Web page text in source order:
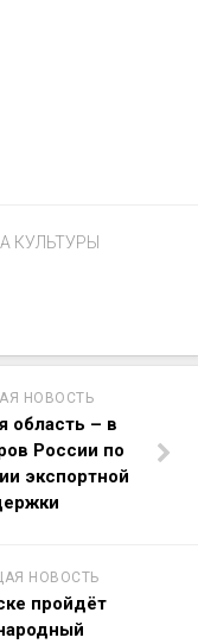
КУЛЬТУРЫ
НОВОСТЬ
область – в
России по
экспортной
НОВОСТЬ
пройдёт